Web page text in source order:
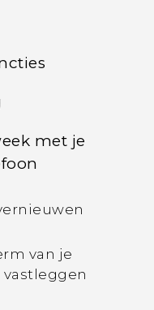
vastleggen
628 dual sim
met je
van je